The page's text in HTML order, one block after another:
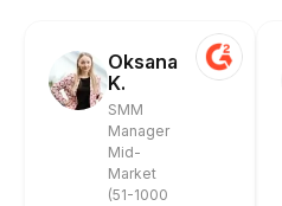
Oksana
K.
SMM
Manager
Mid-
Market
(51-1000